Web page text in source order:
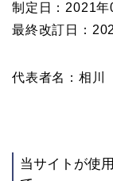
制定日：2021年
最終改訂日：
代表者名：相
当サイトが使